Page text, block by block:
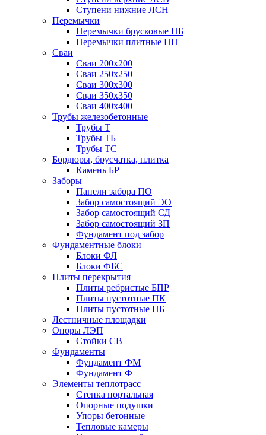
Ступени нижние ЛСН
Перемычки
Перемычки брусковые ПБ
Перемычки плитные ПП
Сваи
Сваи 200х200
Сваи 250х250
Сваи 300х300
Сваи 350х350
Сваи 400х400
Трубы железобетонные
Трубы Т
Трубы ТБ
Трубы ТС
Бордюры, брусчатка, плитка
Камень БР
Заборы
Панели забора ПО
Забор самостоящий ЭО
Забор самостоящий СД
Забор самостоящий ЗП
Фyндамент под забор
Фундаментные блоки
Блоки ФЛ
Блоки ФБС
Плиты перекрытия
Плиты ребристые БПР
Плиты пустотные ПК
Плиты пустотные ПБ
Лестничные площадки
Опоры ЛЭП
Стойки СВ
Фундаменты
Фyндамент ФМ
Фyндамент Ф
Элементы теплотрасс
Стенка портальная
Опорные подушки
Упоры бетонные
Тепловые камеры